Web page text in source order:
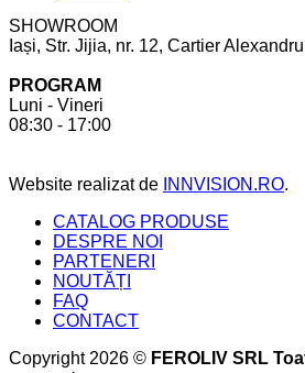
SHOWROOM
Iași, Str. Jijia, nr. 12, Cartier
PROGRAM
Luni - Vineri
08:30 - 17:00
Website realizat de INNVISION.RO.
CATALOG PRODUSE
DESPRE NOI
PARTENERI
NOUTĂȚI
FAQ
CONTACT
Copyright 2026 © FEROLIV SRL